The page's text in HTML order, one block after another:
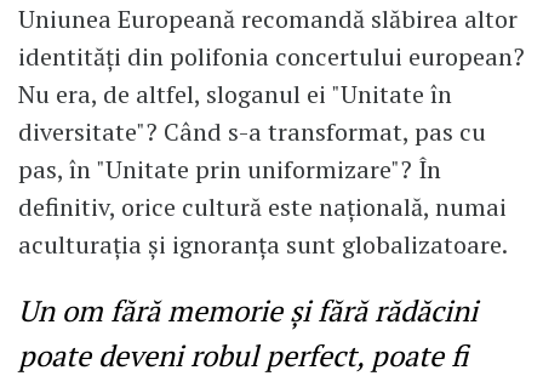
Uniunea Europeană recomandă slăbirea altor
identități din polifonia concertului european?
Nu era, de altfel, sloganul ei "Unitate în
diversitate"? Când s-a transformat, pas cu
pas, în "Unitate prin uniformizare"? În
definitiv, orice cultură este națională, numai
aculturația și ignoranța sunt globalizatoare.
Un om fără memorie și fără rădăcini
poate deveni robul perfect, poate fi